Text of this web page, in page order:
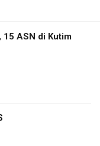
15 ASN di Kutim